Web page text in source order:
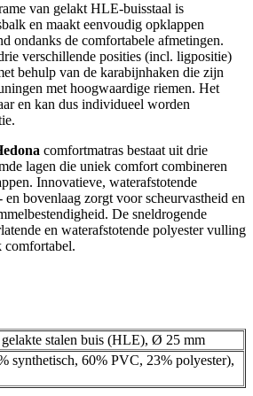
van gelakt HLE-buisstaal is
en maakt eenvoudig opklappen
ondanks de comfortabele afmetingen.
verschillende posities (incl. ligpositie)
behulp van de karabijnhaken die zijn
met hoogwaardige riemen. Het
en kan dus individueel worden
comfortmatras bestaat uit drie
lagen die uniek comfort combineren
Innovatieve, waterafstotende
bovenlaag zorgt voor scheurvastheid en
De sneldrogende
en waterafstotende polyester vulling
comfortabel.
stalen buis (HLE), Ø 25 mm
synthetisch, 60% PVC, 23% polyester),